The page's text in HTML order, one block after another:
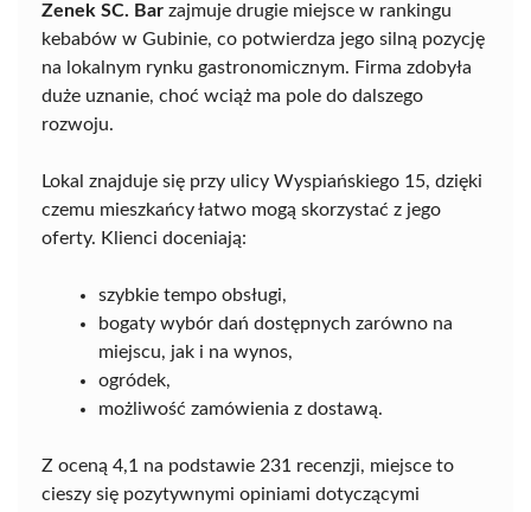
Zenek SC. Bar zajmuje drugie miejsce w rankingu
kebabów w Gubinie, co potwierdza jego silną pozycję
na lokalnym rynku gastronomicznym. Firma zdobyła
duże uznanie, choć wciąż ma pole do dalszego
rozwoju.
Lokal znajduje się przy ulicy Wyspiańskiego 15, dzięki
czemu mieszkańcy łatwo mogą skorzystać z jego
oferty. Klienci doceniają:
szybkie tempo obsługi,
bogaty wybór dań dostępnych zarówno na
miejscu, jak i na wynos,
ogródek,
możliwość zamówienia z dostawą.
Z oceną 4,1 na podstawie 231 recenzji, miejsce to
cieszy się pozytywnymi opiniami dotyczącymi